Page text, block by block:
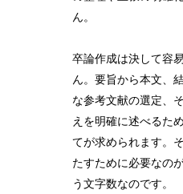
ん。
卒論作成は決して容
ん。要旨から本文、
な参考文献の選定、
えを明確に述べるた
てが求められます。
たすために必要なの
う文字数なのです。